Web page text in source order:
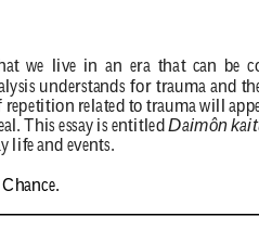
we live in an era that can be
understands for trauma and
repetition related to trauma will
This essay is entitled Daimôn
life and events.